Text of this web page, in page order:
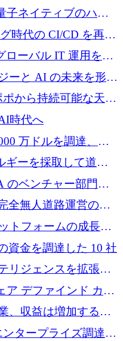
ズ A で 2,000 万ドル
子ネイティブのハー
グを推進するために
時代の CI/CD を再発
をかけてステルスか
ローバル IT 運用を自
ーロ以上を調達
ーと AI の未来を形作
ダーが Nexus
る理由
ポから持続可能な天然
万ポンドを調達
時代へ
万ドルを調達、
、Bliq がエストニア
承認
ギーを採取して道路
2,360 万ドルを調達
のベンチャー部門か
拡大
全無人道路運営の承
トフォームの成長に
資金を調達した 10 社
リジェンスを拡張す
用枠を確保
ア デファインド カメ
るためにシリーズ A
、収益は増加するも
タープライズ調達プ